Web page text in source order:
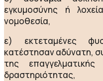
εγκυμοσύνης ή
νομοθεσία,
ε) εκτεταμένες
κατέστησαν αδύνατη,
της
δραστηριότητας,